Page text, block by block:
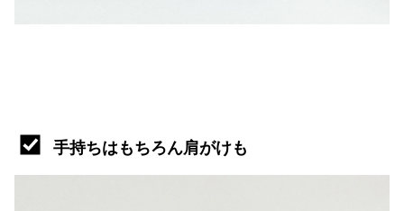
手持ちはもちろん肩がけも